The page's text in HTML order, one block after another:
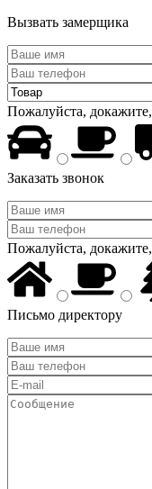
Вызвать замерщика
Пожалуйста,
Заказать звонок
Пожалуйста,
Письмо директору